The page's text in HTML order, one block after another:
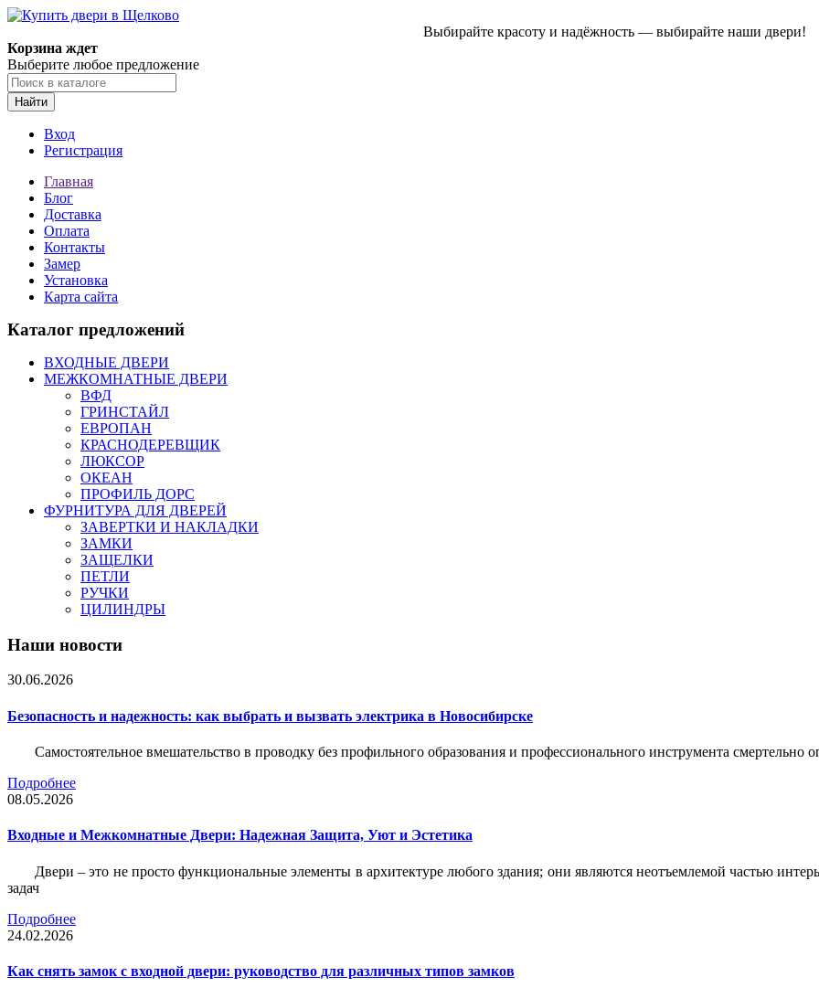
Выбирайте красоту и надёжность — выбирайте наши двери!
Корзина ждет
Выберите любое предложение
Найти
Вход
Регистрация
Главная
Блог
Доставка
Оплата
Контакты
Замер
Установка
Карта сайта
Каталог предложений
ВХОДНЫЕ ДВЕРИ
МЕЖКОМНАТНЫЕ ДВЕРИ
ВФД
ГРИНСТАЙЛ
ЕВРОПАН
КРАСНОДЕРЕВЩИК
ЛЮКСОР
ОКЕАН
ПРОФИЛЬ ДОРС
ФУРНИТУРА ДЛЯ ДВЕРЕЙ
ЗАВЕРТКИ И НАКЛАДКИ
ЗАМКИ
ЗАЩЕЛКИ
ПЕТЛИ
РУЧКИ
ЦИЛИНДРЫ
Наши новости
30.06.2026
Безопасность и надежность: как выбрать и вызвать электрика в Новосибирске
Самостоятельное вмешательство в проводку без профильного образования и профессионального инструмента смертельно
Подробнее
08.05.2026
Входные и Межкомнатные Двери: Надежная Защита, Уют и Эстетика
Двери – это не просто функциональные элементы в архитектуре любого здания; они являются неотъемлемой частью
задач
Подробнее
24.02.2026
Как снять замок с входной двери: руководство для различных типов замков